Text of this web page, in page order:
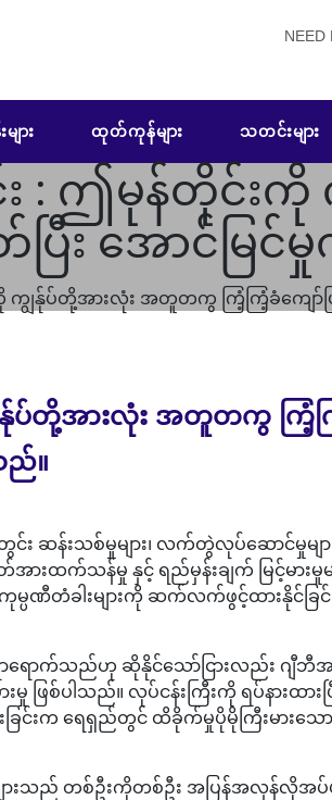
NEED
ား ထုတ်ကုန်များ သတင်းများ
: ဤမုန်တိုင်း
တ်ပြီး အောင်
ျွန်ုပ်တို့အားလုံး အတူတကွ ကြံ့ကြံ့ခံကျော်
တို့အားလုံး အတူတကွ ကြံ့ကြံ့
ည်။
င်း ဆန်းသစ်မှုများ၊ လက်တွဲလုပ်ဆောင်မှုမျာ
ားထက်သန်မှု နှင့် ရည်မှန်းချက် မြင့်မား
မ္ပဏီတံခါးများကို ဆက်လက်ဖွင့်ထားနိုင်ခ
ာရောက်သည်ဟု ဆိုနိုင်သော်ငြားလည်း ဂ
ဖြစ်ပါသည်။ လုပ်ငန်းကြီးကို ရပ်နားထား
ခြင်းက ရေရှည်တွင် ထိခိုက်မှုပိုမိုကြီးမားသ
သည် တစ်ဦးကိုတစ်ဦး အပြန်အလှန်လိုအပ်